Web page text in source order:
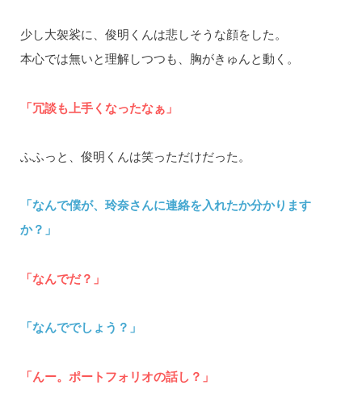
少し大袈裟に、俊明くんは悲しそうな顔をした。
本心では無いと理解しつつも、胸がきゅんと動く。
「冗談も上手くなったなぁ」
ふふっと、俊明くんは笑っただけだった。
「なんで僕が、玲奈さんに連絡を入れたか分かります
か？」
「なんでだ？」
「なんででしょう？」
「んー。ポートフォリオの話し？」